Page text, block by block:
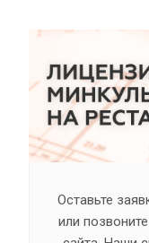
Оставьте
или